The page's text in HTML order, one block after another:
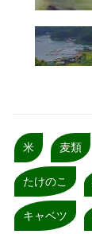
米 麦類
たけのこ
キャベツ